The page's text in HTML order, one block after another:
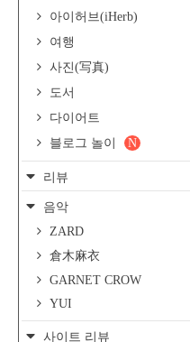
아이허브(iHerb)
여행
사진(写真)
도서
다이어트
블로그 놀이
N
리뷰
음악
ZARD
倉木麻衣
GARNET CROW
YUI
사이트 리뷰